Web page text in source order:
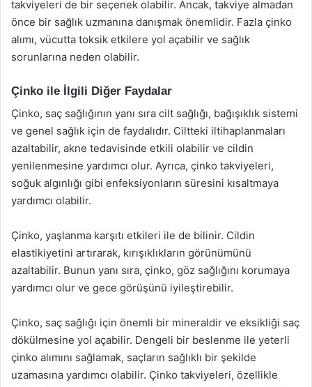
takviyeleri de bir seçenek olabilir. Ancak, takviye almadan
önce bir sağlık uzmanına danışmak önemlidir. Fazla çinko
alımı, vücutta toksik etkilere yol açabilir ve sağlık
sorunlarına neden olabilir.
Çinko ile İlgili Diğer Faydalar
Çinko, saç sağlığının yanı sıra cilt sağlığı, bağışıklık sistemi
ve genel sağlık için de faydalıdır. Ciltteki iltihaplanmaları
azaltabilir, akne tedavisinde etkili olabilir ve cildin
yenilenmesine yardımcı olur. Ayrıca, çinko takviyeleri,
soğuk algınlığı gibi enfeksiyonların süresini kısaltmaya
yardımcı olabilir.
Çinko, yaşlanma karşıtı etkileri ile de bilinir. Cildin
elastikiyetini artırarak, kırışıklıkların görünümünü
azaltabilir. Bunun yanı sıra, çinko, göz sağlığını korumaya
yardımcı olur ve gece görüşünü iyileştirebilir.
Çinko, saç sağlığı için önemli bir mineraldir ve eksikliği saç
dökülmesine yol açabilir. Dengeli bir beslenme ile yeterli
çinko alımını sağlamak, saçların sağlıklı bir şekilde
uzamasına yardımcı olabilir. Çinko takviyeleri, özellikle